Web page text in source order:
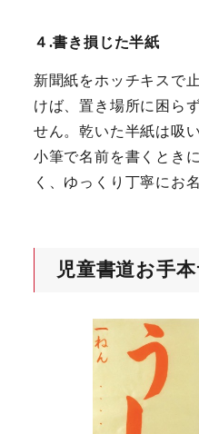
４.書き損じた半紙
新聞紙をホッチキスで
けば、置き場所に困ら
せん。乾いた半紙は吸
小筆で名前を書くとき
く、ゆっくり丁寧にお
児童書道お手